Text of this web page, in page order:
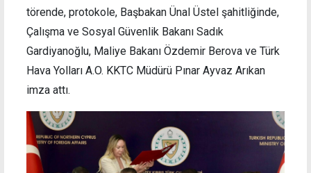
törende, protokole, Başbakan Ünal Üstel şahitliğinde,
Çalışma ve Sosyal Güvenlik Bakanı Sadık
Gardiyanoğlu, Maliye Bakanı Özdemir Berova ve Türk
Hava Yolları A.O. KKTC Müdürü Pınar Ayvaz Arıkan
imza attı.